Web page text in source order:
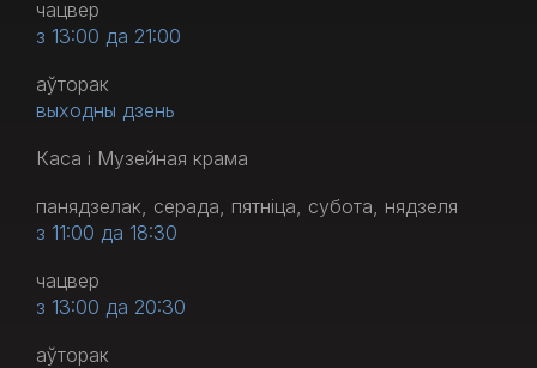
чацвер
з 13:00 да 21:00
аўторак
выходны дзень
Каса і Музейная крама
панядзелак, серада, пятніца, субота, нядзеля
з 11:00 да 18:30
чацвер
з 13:00 да 20:30
аўторак